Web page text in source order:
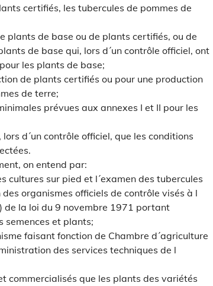
certifiés, les tubercules de pommes de
plants de base ou de plants certifiés, ou de
de base qui, lors d´un contrôle officiel, ont
les plants de base;
de plants certifiés ou pour une production
de terre;
prévues aux annexes I et II pour les
d´un contrôle officiel, que les conditions
on entend par:
cultures sur pied et l´examen des tubercules
organismes officiels de contrôle visés à l
de la loi du 9 novembre 1971 portant
semences et plants;
faisant fonction de Chambre d´agriculture
des services techniques de l
commercialisés que les plants des variétés